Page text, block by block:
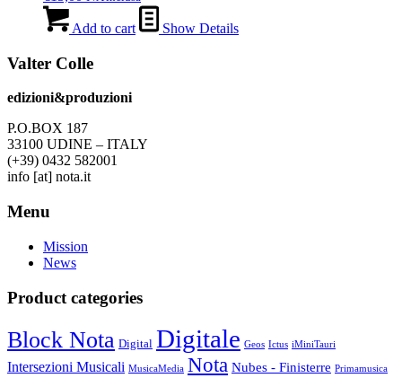
Add to cart Show Details
Valter Colle
edizioni&produzioni
P.O.BOX 187
33100 UDINE – ITALY
(+39) 0432 582001
info [at] nota.it
Menu
Mission
News
Product categories
Block Nota Digital Digitale Geos Ictus iMiniTauri
Intersezioni Musicali MusicaMedia Nota Nubes - Finisterre Primamusica